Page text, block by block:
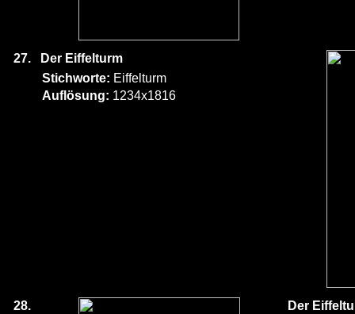
27.
Der Eiffelturm
Stichworte: Eiffelturm
Auflösung: 1234x1816
28.
Der